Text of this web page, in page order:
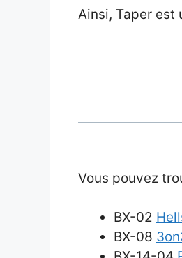
Ainsi, Taper est
Vous pouvez
BX-02
BX-08